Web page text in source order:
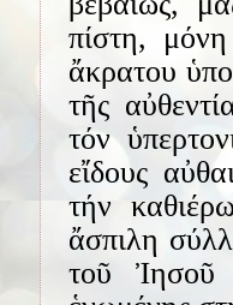
πίστη,
ἄκρατου
τῆς
τόν
εἴδους
τήν
ἄσπιλη
τοῦ Ἰησοῦ